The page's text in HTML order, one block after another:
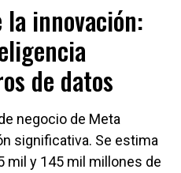
la innovación:
de datos
negocio de Meta
significativa. Se estima
mil y 145 mil millones de